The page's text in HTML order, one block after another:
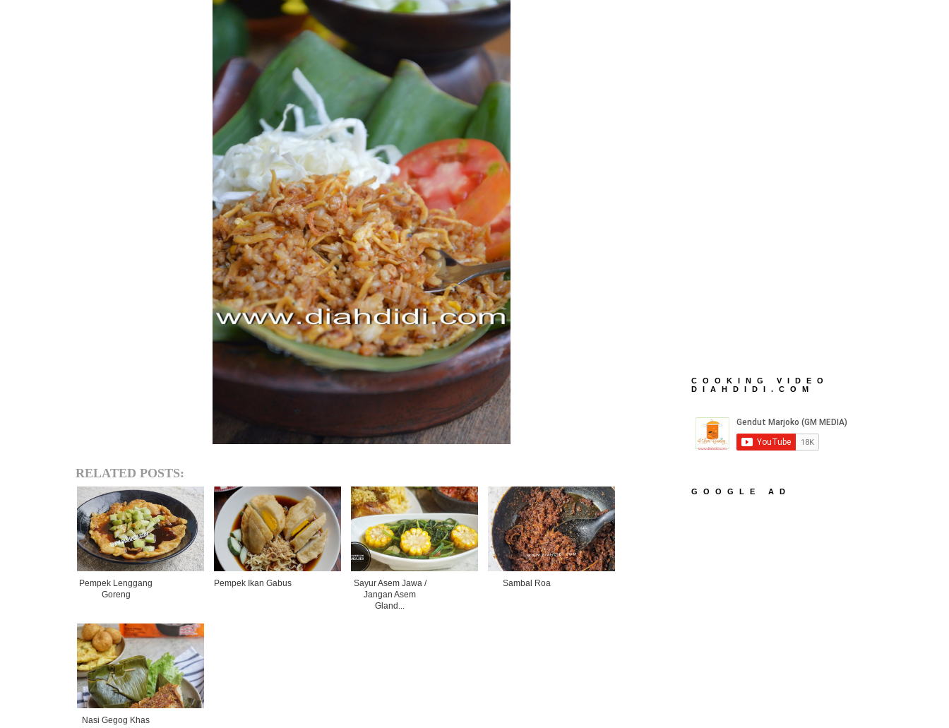
RELATED POSTS:
Pempek Lenggang
Goreng
Pempek Ikan Gabus
Sayur Asem Jawa /
Jangan Asem
Gland...
Sambal Roa
Nasi Gegog Khas
COOKING VIDEO
DIAHDIDI.COM
GOOGLE AD